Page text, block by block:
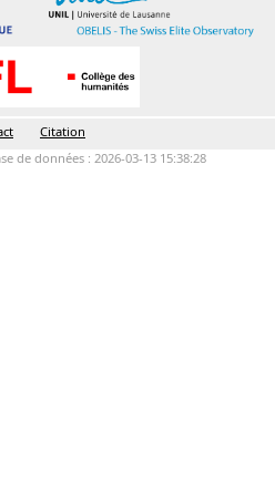
Citation
de données : 2026-03-13 15:38:28